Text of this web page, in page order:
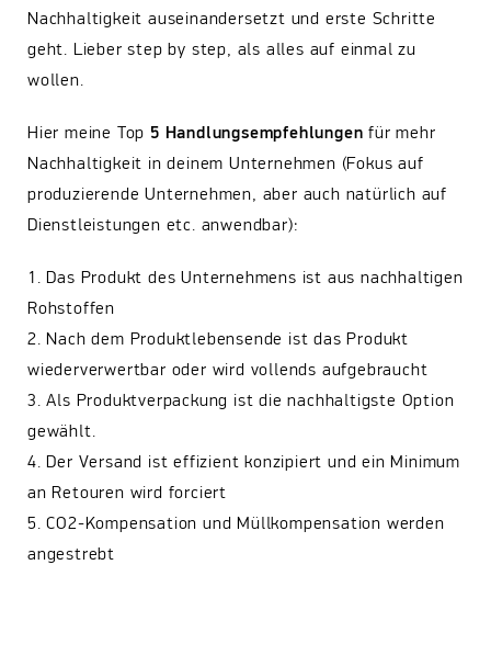
Nachhaltigkeit auseinandersetzt und erste Schritte
geht. Lieber step by step, als alles auf einmal zu
wollen.
Hier meine Top 5 Handlungsempfehlungen für mehr
Nachhaltigkeit in deinem Unternehmen (Fokus auf
produzierende Unternehmen, aber auch natürlich auf
Dienstleistungen etc. anwendbar):
1. Das Produkt des Unternehmens ist aus nachhaltigen
Rohstoffen
2. Nach dem Produktlebensende ist das Produkt
wiederverwertbar oder wird vollends aufgebraucht
3. Als Produktverpackung ist die nachhaltigste Option
gewählt.
4. Der Versand ist effizient konzipiert und ein Minimum
an Retouren wird forciert
5. CO2-Kompensation und Müllkompensation werden
angestrebt